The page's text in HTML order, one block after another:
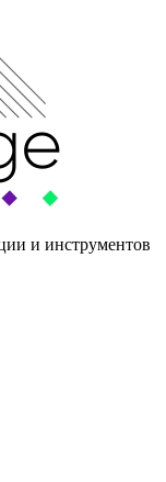
и инструментов